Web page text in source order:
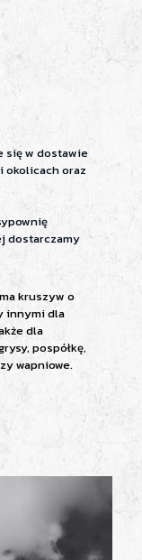
się w dostawie
okolicach oraz
dostarczamy
kruszyw o
innymi dla
dla
pospółkę,
wapniowe.